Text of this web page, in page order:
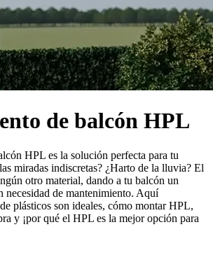
de balcón HPL
HPL es la solución perfecta para tu
miradas indiscretas? ¿Harto de la lluvia? El
otro material, dando a tu balcón un
necesidad de mantenimiento. Aquí
plásticos son ideales, cómo montar HPL,
y ¡por qué el HPL es la mejor opción para